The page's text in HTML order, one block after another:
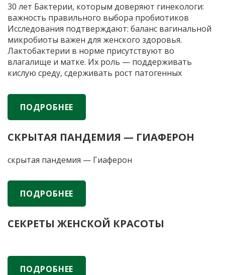
официальное
определение
30 лет Бактерии, которым доверяют гинекологи:
важность правильного выбора пробиотиков
Исследования подтверждают: баланс вагинальной
микробиоты важен для женского здоровья.
Лактобактерии в норме присутствуют во
влагалище и матке. Их роль — поддерживать
кислую среду, сдерживать рост патогенных
Когда лактобактерий недостаточно из-за приема
антибиотиков или гормональных сбоев, могут
помочь препараты с пробиотиками.
доверяют
ПОДРОБНЕЕ
СКРЫТАЯ ПАНДЕМИЯ — ГИАФЕРОН
скрытая пандемия — Гиаферон
ПОДРОБНЕЕ
СЕКРЕТЫ ЖЕНСКОЙ КРАСОТЫ
ПОДРОБНЕЕ